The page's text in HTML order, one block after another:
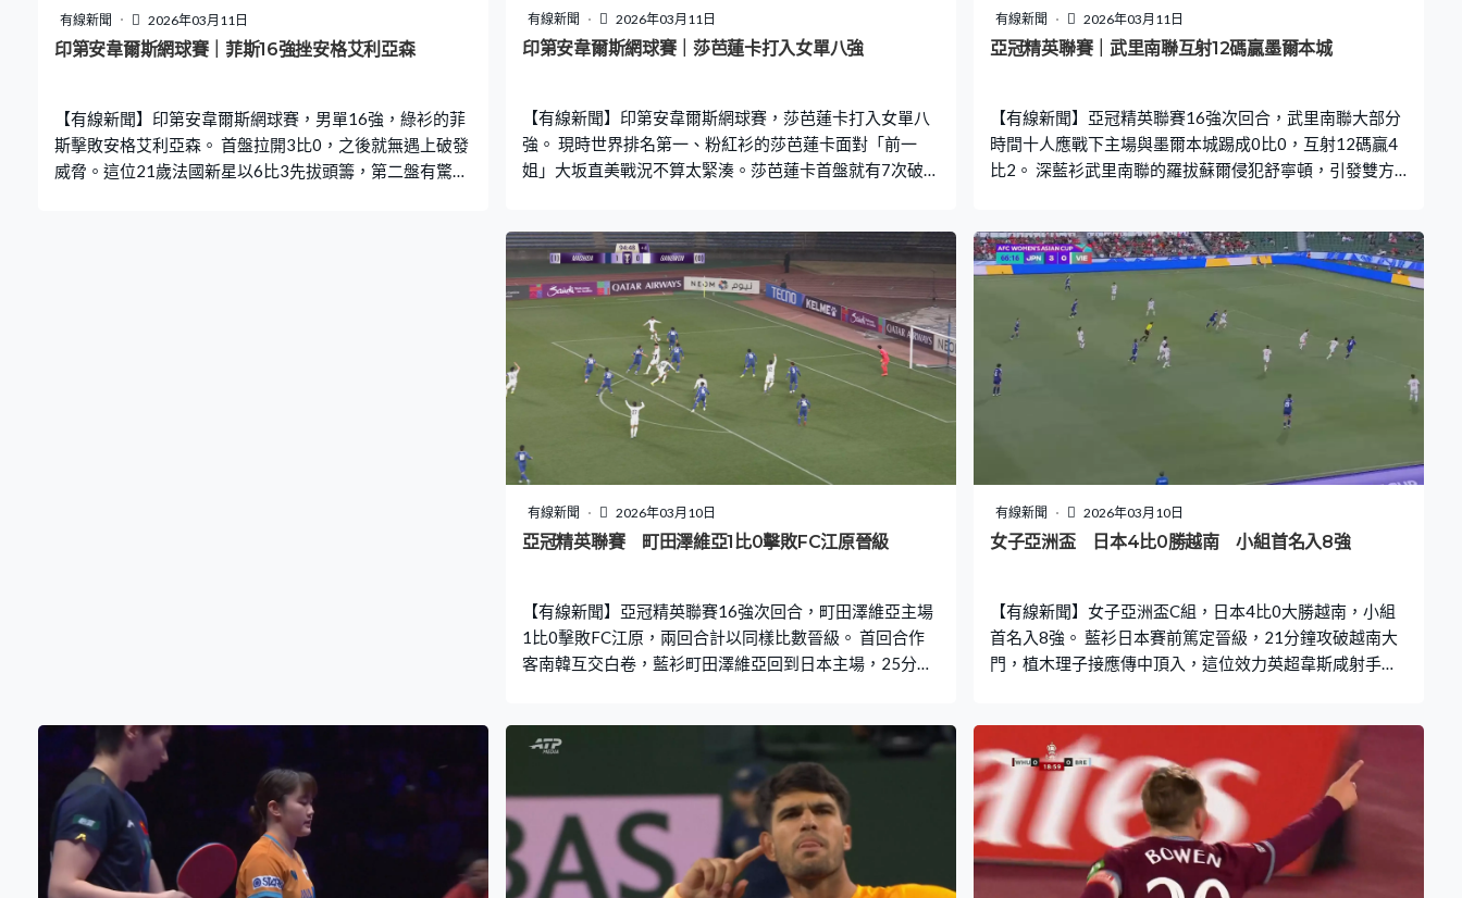
有線新聞 2026年03月11日
印第安韋爾斯網球賽｜菲斯16強挫安格艾利亞森
【有線新聞】印第安韋爾斯網球賽，男單16強，綠衫的菲
斯擊敗安格艾利亞森。 首盤拉開3比0，之後就無遇上破發
威脅。這位21歲法國新星以6比3先拔頭籌，第二盤有驚無
有線新聞 2026年03月11日
印第安韋爾斯網球賽｜莎芭蓮卡打入女單八強
【有線新聞】印第安韋爾斯網球賽，莎芭蓮卡打入女單八
強。 現時世界排名第一、粉紅衫的莎芭蓮卡面對「前一
姐」大坂直美戰況不算太緊湊。莎芭蓮卡首盤就有7次破發
2不敵最終奪冠的大坂，今次以一面倒姿態勝出，第二盤再
贏6比4，晉身八強。
有線新聞 2026年03月11日
亞冠精英聯賽｜武里南聯互射12碼贏墨爾本城
【有線新聞】亞冠精英聯賽16強次回合，武里南聯大部分
時間十人應戰下主場與墨爾本城踢成0比0，互射12碼贏4
比2。 深藍衫武里南聯的羅拔蘇爾侵犯舒寧頓，引發雙方
控一射，過不到門將艾德列治。泰國的武里南聯換邊後繼
續受壓，馬古斯尤尼斯控高了，順勢倒掛，不過偏離目
標。首回合踢成1比1，這場法定時間都未能分出高下。艾
堅遜龍門口篤入，不過未慶祝就聽到哨子聲，越位在先，
入球作廢，總比數維持1比1，要加時。武里南聯都頂得
著，馬古斯尤尼斯拉辛尼先後起腳都被艾德列治封走，紀
錄維持，人數有變。謝文費利拿出手報復，逃不過VAR法
眼，119分鐘領紅。互射12碼，兩隊第一輪都無問題。門
輪再撲走比希治。武里南聯4輪全中，12碼贏4比2，晉身8
強。
有線新聞 2026年03月10日
亞冠精英聯賽 町田澤維亞1比0擊敗FC江原晉級
【有線新聞】亞冠精英聯賽16強次回合，町田澤維亞主場
1比0擊敗FC江原，兩回合計以同樣比數晉級。 首回合作
客南韓互交白卷，藍衫町田澤維亞回到日本主場，25分鐘
衫圍住球證投訴中村帆高疑似禁區內犯手球。另一角度看
無犯規，球證經VAR協助無判罰12碼，町田澤維亞一球淨
勝對手，總比數1比0過關。
有線新聞 2026年03月10日
女子亞洲盃 日本4比0勝越南 小組首名入8強
【有線新聞】女子亞洲盃C組，日本4比0大勝越南，小組
首名入8強。 藍衫日本賽前篤定晉級，21分鐘攻破越南大
門，植木理子接應傳中頂入，這位效力英超韋斯咸射手攻
入，入球由英超兵包辦，曼城射手藤野青葉64分鐘射成3
比0。白禮頓中場清家貴子4分鐘後錦上添花，為日本鎖定
4比0勝局，C組三戰全勝，首名出線，8強鬥菲律賓。